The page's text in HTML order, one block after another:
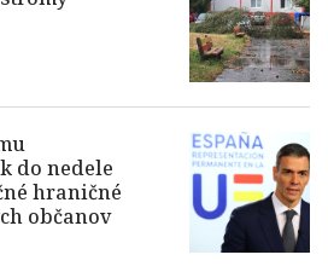
do nedele
hraničné
občanov